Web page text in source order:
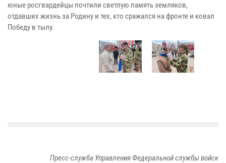
юные росгвардейцы почтили светлую память земляков,
отдавших жизнь за Родину и тех, кто сражался на фронте и ковал
Победу в тылу.
Пресс-служба Управления Федеральной службы войск